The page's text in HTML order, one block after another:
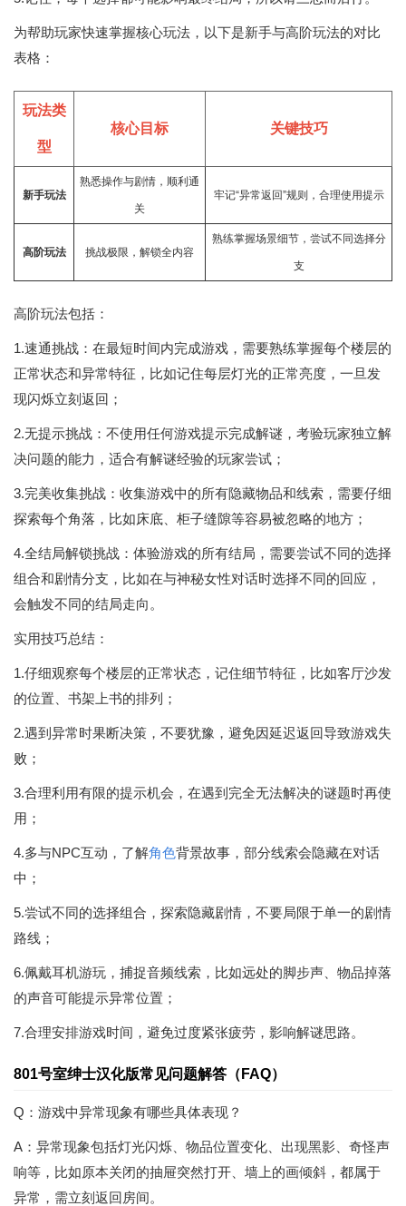
为帮助玩家快速掌握核心玩法，以下是新手与高阶玩法的对比
表格：
玩法类
型
核心目标 关键技巧
新手玩法
熟悉操作与剧情，顺利通
关
牢记“异常返回”规则，合理使用提示
高阶玩法 挑战极限，解锁全内容
熟练掌握场景细节，尝试不同选择分
支
高阶玩法包括：
1.速通挑战：在最短时间内完成游戏，需要熟练掌握每个楼层的
正常状态和异常特征，比如记住每层灯光的正常亮度，一旦发
现闪烁立刻返回；
2.无提示挑战：不使用任何游戏提示完成解谜，考验玩家独立解
决问题的能力，适合有解谜经验的玩家尝试；
3.完美收集挑战：收集游戏中的所有隐藏物品和线索，需要仔细
探索每个角落，比如床底、柜子缝隙等容易被忽略的地方；
4.全结局解锁挑战：体验游戏的所有结局，需要尝试不同的选择
组合和剧情分支，比如在与神秘女性对话时选择不同的回应，
会触发不同的结局走向。
实用技巧总结：
1.仔细观察每个楼层的正常状态，记住细节特征，比如客厅沙发
的位置、书架上书的排列；
2.遇到异常时果断决策，不要犹豫，避免因延迟返回导致游戏失
败；
3.合理利用有限的提示机会，在遇到完全无法解决的谜题时再使
用；
4.多与NPC互动，了解角色背景故事，部分线索会隐藏在对话
中；
5.尝试不同的选择组合，探索隐藏剧情，不要局限于单一的剧情
路线；
6.佩戴耳机游玩，捕捉音频线索，比如远处的脚步声、物品掉落
的声音可能提示异常位置；
7.合理安排游戏时间，避免过度紧张疲劳，影响解谜思路。
801号室绅士汉化版常见问题解答（FAQ）
Q：游戏中异常现象有哪些具体表现？
A：异常现象包括灯光闪烁、物品位置变化、出现黑影、奇怪声
响等，比如原本关闭的抽屉突然打开、墙上的画倾斜，都属于
异常，需立刻返回房间。